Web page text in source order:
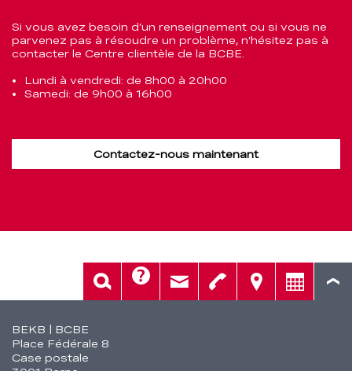
Si vous avez besoin d’un renseignement ou si vous ne
parvenez pas à résoudre un problème, n’hésitez pas à
contacter le Centre clientèle de la BCBE.
Lundi à vendredi: de 8h00 à 20h00
Samedi: de 9h00 à 16h00
Contactez-nous maintenant
Fusszeile
BEKB | BCBE
Place Fédérale 8
Case postale